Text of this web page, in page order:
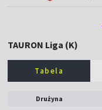
TAURON Liga (K)
Tabela
Drużyna